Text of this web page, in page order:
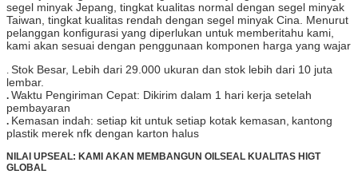
segel minyak Jepang, tingkat kualitas normal dengan segel minyak
Taiwan, tingkat kualitas rendah dengan segel minyak Cina. Menurut
pelanggan konfigurasi yang diperlukan untuk memberitahu kami,
kami akan sesuai dengan penggunaan komponen harga yang wajar
. Stok Besar, Lebih dari 29.000 ukuran dan stok lebih dari 10 juta
lembar.
. Waktu Pengiriman Cepat: Dikirim dalam 1 hari kerja setelah
pembayaran
. Kemasan indah: setiap kit untuk setiap kotak kemasan, kantong
plastik merek nfk dengan karton halus
NILAI UPSEAL: KAMI AKAN MEMBANGUN OILSEAL KUALITAS HIGT
GLOBAL